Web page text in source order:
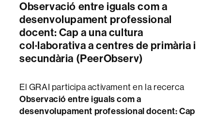
Observació entre iguals com a
desenvolupament professional
docent: Cap a una cultura
col·laborativa a centres de primària i
secundària (PeerObserv)
El GRAI participa activament en la recerca
Observació entre iguals com a
desenvolupament professional docent: Cap